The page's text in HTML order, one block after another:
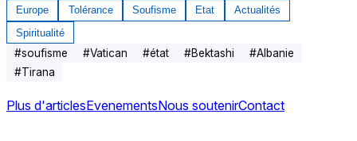
Europe Tolérance Soufisme Etat
Actualités
Spiritualité
#soufisme #Vatican #état #Bektashi #Albanie
#Tirana
Plus d'articlesEvenementsNous soutenirContact